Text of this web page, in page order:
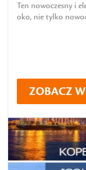
Ten nowoczesny i
oko, nie tylko
ZOBACZ